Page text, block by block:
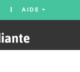
AIDE